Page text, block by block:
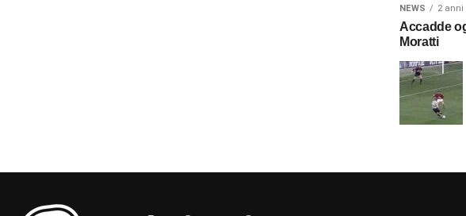
NEWS 2 anni
Accadde
Moratti